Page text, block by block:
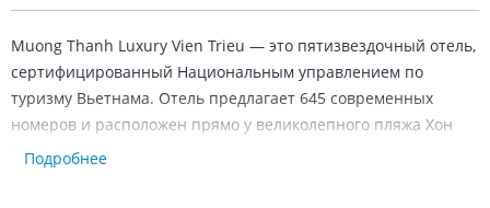
Muong Thanh Luxury Vien Trieu — это пятизвездочный отель,
сертифицированный Национальным управлением по
туризму Вьетнама. Отель предлагает 645 современных
номеров и расположен прямо у великолепного пляжа Хон
Чонг. Благодаря просторным залам и теплому солнцу
Подробнее